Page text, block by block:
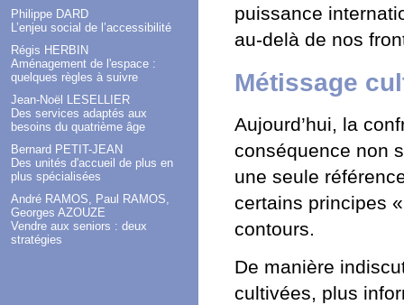
Philippe DARD
L’enjeu social de l’accessibilité
Régis HERBIN
Aménagement de l'espace :
quelques règles à suivre
Jean-Noël LESELLIER
Des services adaptés aux
besoins du quatrième âge
Bernard PETIT-JEAN
Des unités d'accueil de plus en
plus spécialisées
André RAMOS, Paul RAMOS,
Georges AZOUZE
Vendre aux seniors : deux
stratégies
puissance
au-delà de nos
Métissage
Aujourd’hui, la
conséquence non
une seule
certains principes
contours.
De manière
cultivées, plus